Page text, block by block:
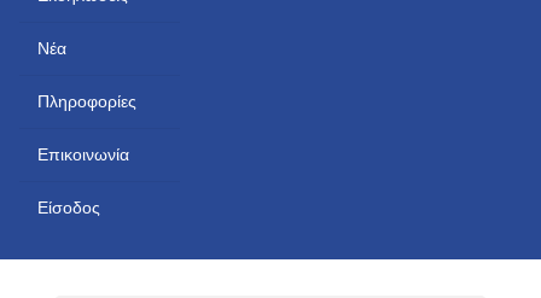
Νέα
Πληροφορίες
Επικοινωνία
Είσοδος